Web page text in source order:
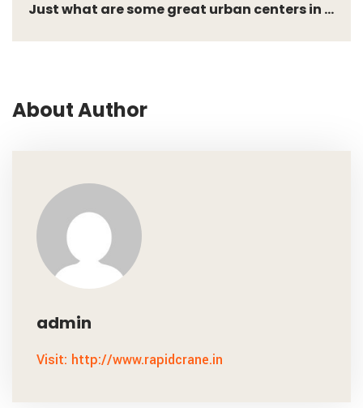
Just what are some great urban centers in ...
About Author
admin
Visit: http://www.rapidcrane.in